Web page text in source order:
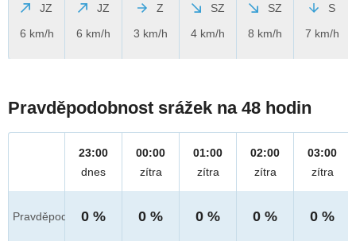
JZ
6 km/h
JZ
6 km/h
Z
3 km/h
SZ
4 km/h
SZ
8 km/h
S
7 km/h
Pravděpodobnost srážek na 48 hodin
Pravděpod.
23:00
dnes
0 %
00:00
zítra
0 %
01:00
zítra
0 %
02:00
zítra
0 %
03:00
zítra
0 %